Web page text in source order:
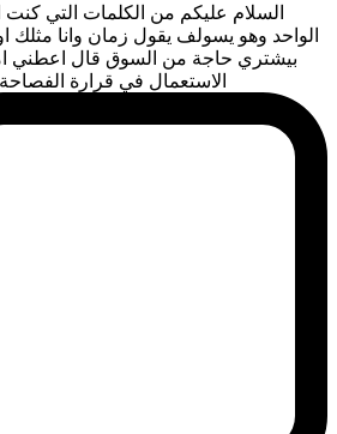
السلام عليكم من الكلمات التي
الواحد وهو يسولف يقول زمان وانا مثلك
بيشتري حاجة من السوق قال اعطني
الاستعمال في قرارة